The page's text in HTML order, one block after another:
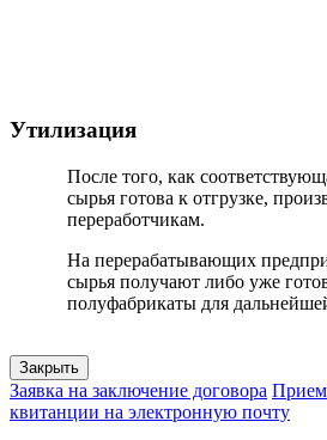
Утилизация
После того, как
сырья готова к отгрузке,
переработчикам.
На перерабатывающих
сырья получают либо уже
полуфабрикаты для
Закрыть
Заявка на заключение договора
квитанции на электронную почту